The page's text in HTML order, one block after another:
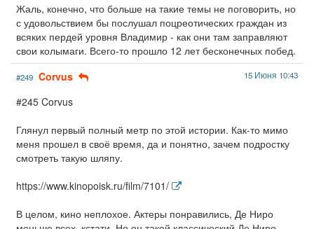
Жаль, конечно, что больше на такие темы не поговорить, но
с удовольствием бы послушал поцреотических граждан из
всяких пердей уровня Владимир - как они там заправляют
свои колымаги. Всего-то прошло 12 лет бесконечных побед.
#249 Corvus 15 Июня 10:43
#245 Corvus
Глянул первый полный метр по этой истории. Как-то мимо
меня прошел в своё время, да и понятно, зачем подростку
смотреть такую шляпу.
https://www.kinopoisk.ru/film/7101/
В целом, кино неплохое. Актеры понравились, Де Ниро